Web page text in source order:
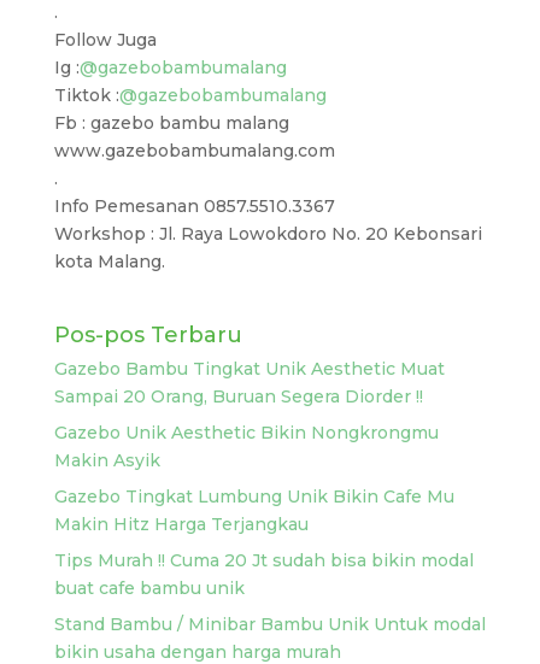
.
Follow Juga
Ig :@gazebobambumalang
Tiktok :@gazebobambumalang
Fb : gazebo bambu malang
www.gazebobambumalang.com
.
Info Pemesanan 0857.5510.3367
Workshop : Jl. Raya Lowokdoro No. 20 Kebonsari
kota Malang.
Pos-pos Terbaru
Gazebo Bambu Tingkat Unik Aesthetic Muat
Sampai 20 Orang, Buruan Segera Diorder !!
Gazebo Unik Aesthetic Bikin Nongkrongmu
Makin Asyik
Gazebo Tingkat Lumbung Unik Bikin Cafe Mu
Makin Hitz Harga Terjangkau
Tips Murah !! Cuma 20 Jt sudah bisa bikin modal
buat cafe bambu unik
Stand Bambu / Minibar Bambu Unik Untuk modal
bikin usaha dengan harga murah